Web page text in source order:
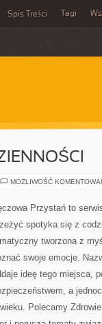
Spis Treści Tagi
MOŻLIWOŚĆ
Przystań to
spotyka się z
tworzona z
swoje emocje.
ideę tego miejsca,
a
Polecamy